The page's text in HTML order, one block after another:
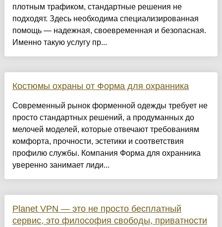
плотным трафиком, стандартные решения не
подходят. Здесь необходима специализированная
помощь — надежная, своевременная и безопасная.
Именно такую услугу пр...
Костюмы охраны от Форма для охранника
Современный рынок форменной одежды требует не
просто стандартных решений, а продуманных до
мелочей моделей, которые отвечают требованиям
комфорта, прочности, эстетики и соответствия
профилю службы. Компания Форма для охранника
уверенно занимает лиди...
Planet VPN — это не просто бесплатный
сервис, это философия свободы, приватности